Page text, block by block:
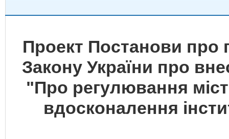
Проект Постанови про
Закону України про
"Про регулювання
вдосконалення